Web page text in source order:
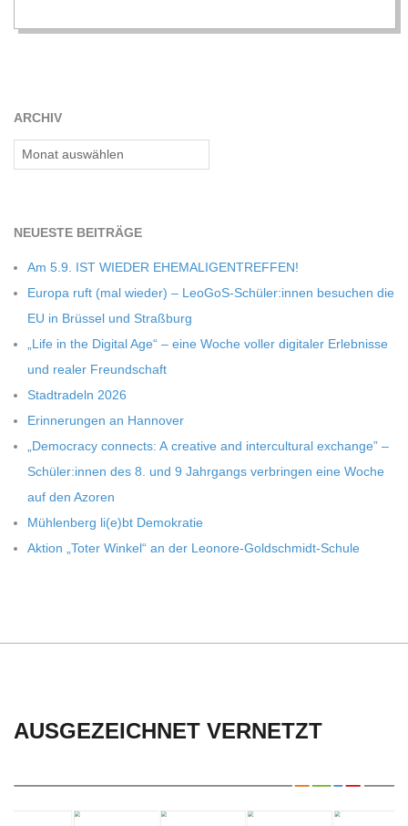
ARCHIV
Archiv
NEU­ESTE BEITRÄGE
Am 5.9. IST WIEDER EHEMALIGENTREFFEN!
Europa ruft (mal wie­der) – LeoGoS-Schüler:innen besu­chen die
EU in Brüs­sel und Straßburg
„Life in the Digi­tal Age“ – eine Woche vol­ler digi­ta­ler Erleb­nisse
und rea­ler Freundschaft
Stadt­ra­deln 2026
Erin­ne­run­gen an Hannover
„Demo­cracy con­nects: A crea­tive and inter­cul­tu­ral exch­ange” –
Schüler:innen des 8. und 9 Jahr­gangs ver­brin­gen eine Woche
auf den Azoren
Müh­len­berg li(e)bt Demokratie
Aktion „Toter Win­kel“ an der Leonore-Goldschmidt-Schule
AUSGEZEICHNET VERNETZT